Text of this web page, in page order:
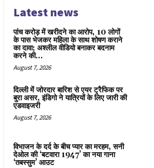
Latest news
पांच करोड़ में खरीदने का आरोप, 10 लोगों
के पास भेजकर महिला के साथ शोषण कराने
का दावा; अश्लील वीडियो बनाकर बदनाम
करने की...
August 7, 2026
दिल्ली में जोरदार बारिश से एयर ट्रैफिक पर
बुरा असर, इंडिगो ने यात्रियों के लिए जारी की
एडवाइजरी
August 7, 2026
विभाजन के दर्द के बीच प्यार का मरहम, सनी
देओल की ‘बटवारा 1947’ का नया गाना
‘तबस्सुम’ आउट